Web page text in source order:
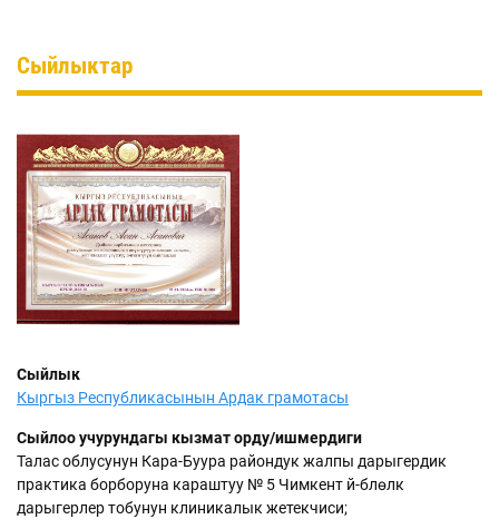
Сыйлыктар
Сыйлык
Кыргыз Республикасынын Ардак грамотасы
Сыйлоо учурундагы кызмат орду/ишмердиги
Талас облусунун Кара-Буура райондук жалпы дарыгердик
практика борборуна караштуу № 5 Чимкент үй-бүлөлүк
дарыгерлер тобунун клиникалык жетекчиси;